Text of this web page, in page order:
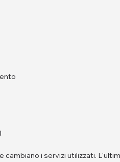
i servizi utilizzati.